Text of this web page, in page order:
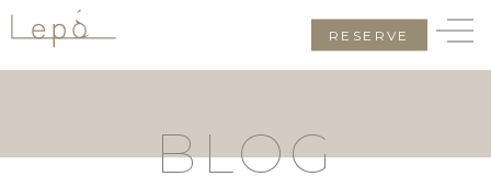
RESERVE
BLOG